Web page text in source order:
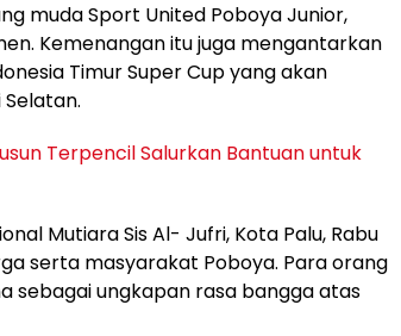
muda Sport United Poboya Junior,
Kemenangan itu juga mengantarkan
Timur Super Cup yang akan
Terpencil Salurkan Bantuan untuk
Mutiara Sis Al- Jufri, Kota Palu, Rabu
serta masyarakat Poboya. Para orang
sebagai ungkapan rasa bangga atas